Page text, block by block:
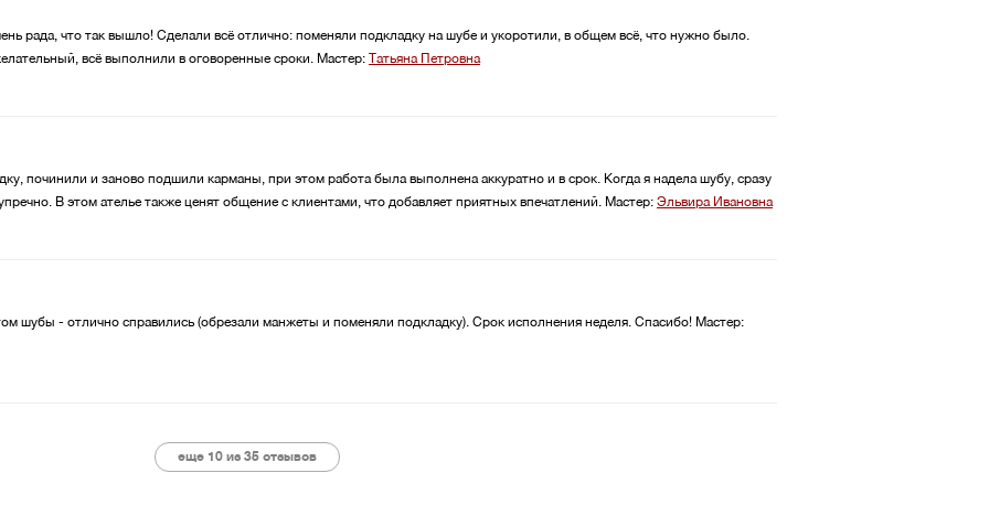
рада, что так вышло! Сделали всё отлично: поменяли подкладку на шубе и укоротили, в общем всё, что нужно было.
всё выполнили в оговоренные сроки. Мастер: Татьяна Петровна
починили и заново подшили карманы, при этом работа была выполнена аккуратно и в срок. Когда я надела шубу, сразу
В этом ателье также ценят общение с клиентами, что добавляет приятных впечатлений. Мастер: Эльвира Ивановна
шубы - отлично справились (обрезали манжеты и поменяли подкладку). Срок исполнения неделя. Спасибо! Мастер:
еще 10 из 35 отзывов